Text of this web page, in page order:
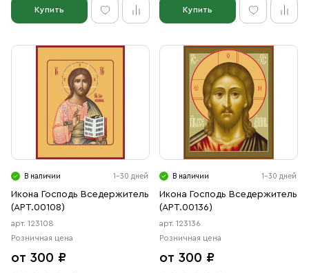
Купить Купить
В наличии 1-30 дней
Икона Господь Вседержитель
(АРТ.00108)
арт. 123108
Розничная цена
от 300 ₽
В наличии 1-30 дней
Икона Господь Вседержитель
(АРТ.00136)
арт. 123136
Розничная цена
от 300 ₽